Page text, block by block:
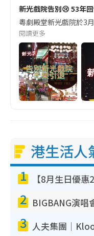
新光戲院告別😢 53年
粵劇殿堂新光戲院於3
閱讀更多
港生活人
1
2
3